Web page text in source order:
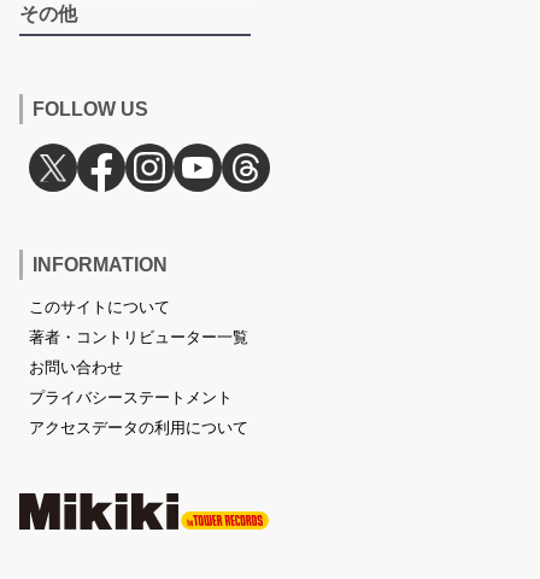
その他
FOLLOW US
INFORMATION
このサイトについて
著者・コントリビューター一覧
お問い合わせ
プライバシーステートメント
アクセスデータの利用について